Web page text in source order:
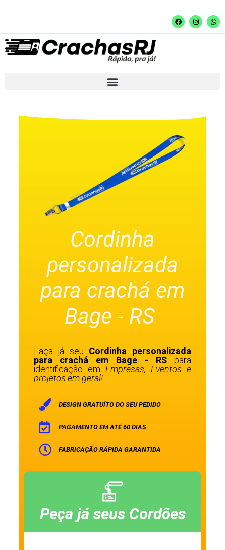
Cordinha
personalizada
para crachá em
Bage - RS
Faça já seu Cordinha personalizada
para crachá em Bage - RS para
identificação em Empresas, Eventos e
projetos em geral!
DESIGN GRATUÍTO DO SEU PEDIDO
PAGAMENTO EM ATÉ 60 DIAS
FABRICAÇÃO RÁPIDA GARANTIDA
Peça já seus Cordões